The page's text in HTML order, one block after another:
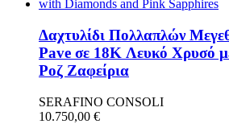
Δαχτυλίδι Πολλαπλών
Pave σε 18K Λευκό Χρυσό
Ροζ Ζαφείρια
SERAFINO CONSOLI
10.750,00 €